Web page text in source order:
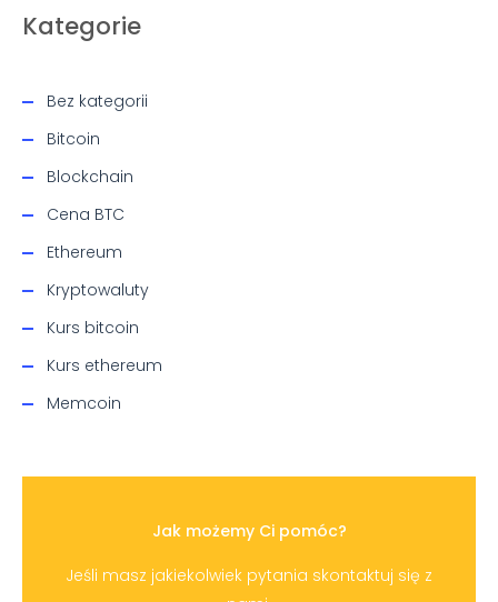
Kategorie
Bez kategorii
Bitcoin
Blockchain
Cena BTC
Ethereum
Kryptowaluty
Kurs bitcoin
Kurs ethereum
Memcoin
Jak możemy Ci pomóc?
Jeśli masz jakiekolwiek pytania skontaktuj się z